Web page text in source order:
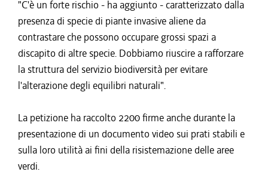
"C'è un forte rischio - ha aggiunto - caratterizzato dalla
presenza di specie di piante invasive aliene da
contrastare che possono occupare grossi spazi a
discapito di altre specie. Dobbiamo riuscire a rafforzare
la struttura del servizio biodiversità per evitare
l'alterazione degli equilibri naturali".
La petizione ha raccolto 2200 firme anche durante la
presentazione di un documento video sui prati stabili e
sulla loro utilità ai fini della risistemazione delle aree
verdi.